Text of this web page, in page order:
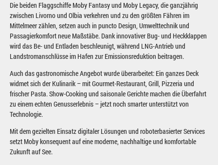
Die beiden Flaggschiffe Moby Fantasy und Moby Legacy, die ganzjährig
zwischen Livorno und Olbia verkehren und zu den größten Fähren im
Mittelmeer zählen, setzen auch in puncto Design, Umwelttechnik und
Passagierkomfort neue Maßstäbe. Dank innovativer Bug- und Heckklappen
wird das Be- und Entladen beschleunigt, während LNG-Antrieb und
Landstromanschlüsse im Hafen zur Emissionsreduktion beitragen.
Auch das gastronomische Angebot wurde überarbeitet: Ein ganzes Deck
widmet sich der Kulinarik – mit Gourmet-Restaurant, Grill, Pizzeria und
frischer Pasta. Show-Cooking und saisonale Gerichte machen die Überfahrt
zu einem echten Genusserlebnis – jetzt noch smarter unterstützt von
Technologie.
Mit dem gezielten Einsatz digitaler Lösungen und roboterbasierter Services
setzt Moby konsequent auf eine moderne, nachhaltige und komfortable
Zukunft auf See.